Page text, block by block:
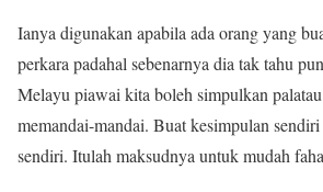
Ianya digunakan apabila ada orang yang
perkara padahal sebenarnya dia tak tahu
Melayu piawai kita boleh simpulkan
memandai-mandai. Buat kesimpulan
sendiri. Itulah maksudnya untuk mudah